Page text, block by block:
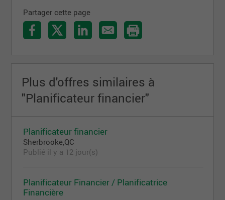
Partager cette page
Plus d'offres similaires à
"Planificateur financier"
Planificateur financier
Sherbrooke,QC
Publié il y a 12 jour(s)
Planificateur Financier / Planificatrice
Financière